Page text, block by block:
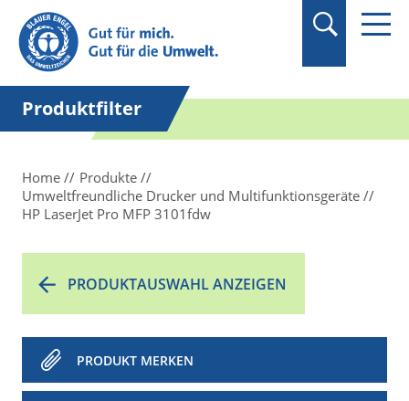
Produktfilter
Home
Produkte
Umweltfreundliche Drucker und Multifunktionsgeräte
HP LaserJet Pro MFP 3101fdw
PRODUKTAUSWAHL ANZEIGEN
PRODUKT MERKEN